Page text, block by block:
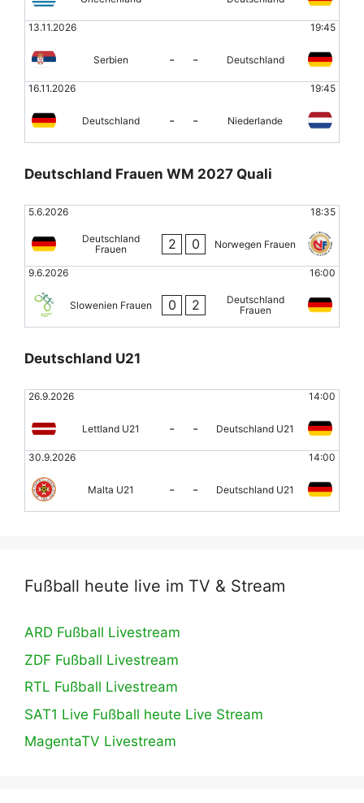
13.11.2026 19:45
Serbien - - Deutschland
16.11.2026 19:45
Deutschland - - Niederlande
Deutschland Frauen WM 2027 Quali
5.6.2026 18:35
Deutschland
Frauen
2 0 Norwegen Frauen
9.6.2026 16:00
Slowenien Frauen 0 2
Deutschland
Frauen
Deutschland U21
26.9.2026 14:00
Lettland U21 - - Deutschland U21
30.9.2026 14:00
Malta U21 - - Deutschland U21
Fußball heute live im TV & Stream
ARD Fußball Livestream
ZDF Fußball Livestream
RTL Fußball Livestream
SAT1 Live Fußball heute Live Stream
MagentaTV Livestream